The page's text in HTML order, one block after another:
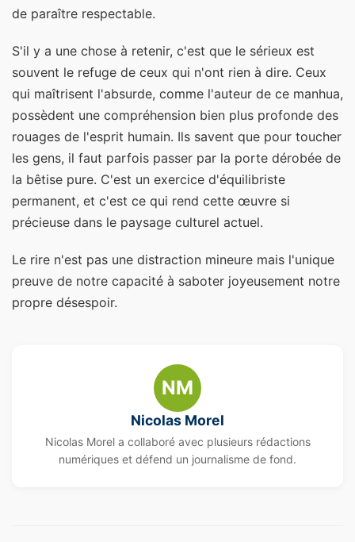
de paraître respectable.
S'il y a une chose à retenir, c'est que le sérieux est
souvent le refuge de ceux qui n'ont rien à dire. Ceux
qui maîtrisent l'absurde, comme l'auteur de ce manhua,
possèdent une compréhension bien plus profonde des
rouages de l'esprit humain. Ils savent que pour toucher
les gens, il faut parfois passer par la porte dérobée de
la bêtise pure. C'est un exercice d'équilibriste
permanent, et c'est ce qui rend cette œuvre si
précieuse dans le paysage culturel actuel.
Le rire n'est pas une distraction mineure mais l'unique
preuve de notre capacité à saboter joyeusement notre
propre désespoir.
NM
Nicolas Morel
Nicolas Morel a collaboré avec plusieurs rédactions
numériques et défend un journalisme de fond.